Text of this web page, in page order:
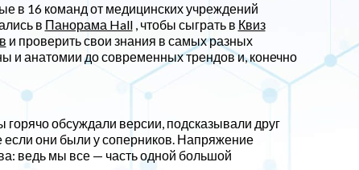
в 16 команд от медицинских учреждений
в Панорама Hall, чтобы сыграть в Квиз
и проверить свои знания в самых разных
и анатомии до современных трендов и, конечно
обсуждали версии, подсказывали друг
они были у соперников. Напряжение
ведь мы все — часть одной большой